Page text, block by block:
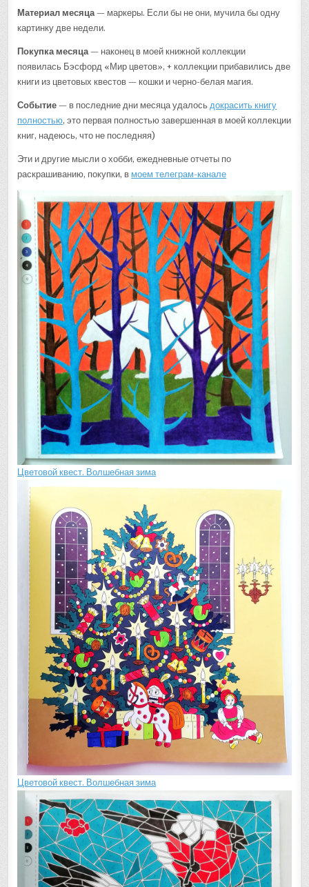
Материал месяца— маркеры. Если бы не они, мучила бы одну
картинку две недели.
Покупка месяца— наконец в моей книжной коллекции
появилась Бэсфорд «Мир цветов», + коллекции прибавились две
книги из цветовых квестов — кошки и черно-белая магия.
Событие — в последние дни месяца удалосьдокрасить книгу
полностью, это первая полностью завершенная в моей коллекции
книг, надеюсь, что не последняя)
Эти и другие мысли о хобби, ежедневные отчеты по
раскрашиванию, покупки, в моем телеграм-канале
Цветовой квест. Волшебная зима
Цветовой квест. Волшебная зима